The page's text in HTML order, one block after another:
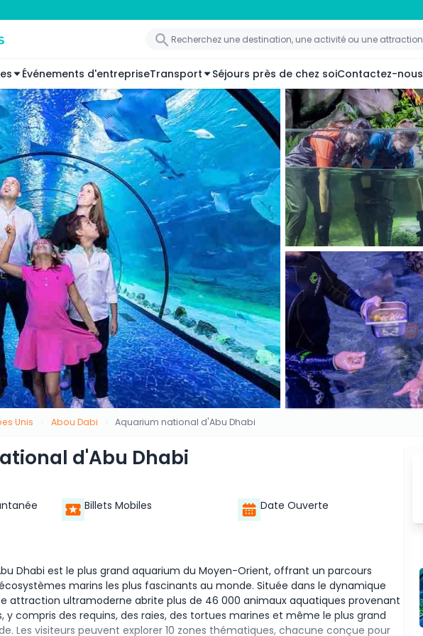
Événements d'entrepriseTransport Séjours près de chez soiContactez-nous
Unis Abou Dabi Aquarium national d'Abu Dhabi
d'Abu Dhabi
Billets Mobiles Date Ouverte
Dhabi est le plus grand aquarium du Moyen-Orient, offrant un parcours
marins les plus fascinants au monde. Située dans le dynamique
attraction ultramoderne abrite plus de 46 000 animaux aquatiques provenant
y compris des requins, des raies, des tortues marines et même le plus grand
Les visiteurs peuvent explorer 10 zones thématiques, chacune conçue pour